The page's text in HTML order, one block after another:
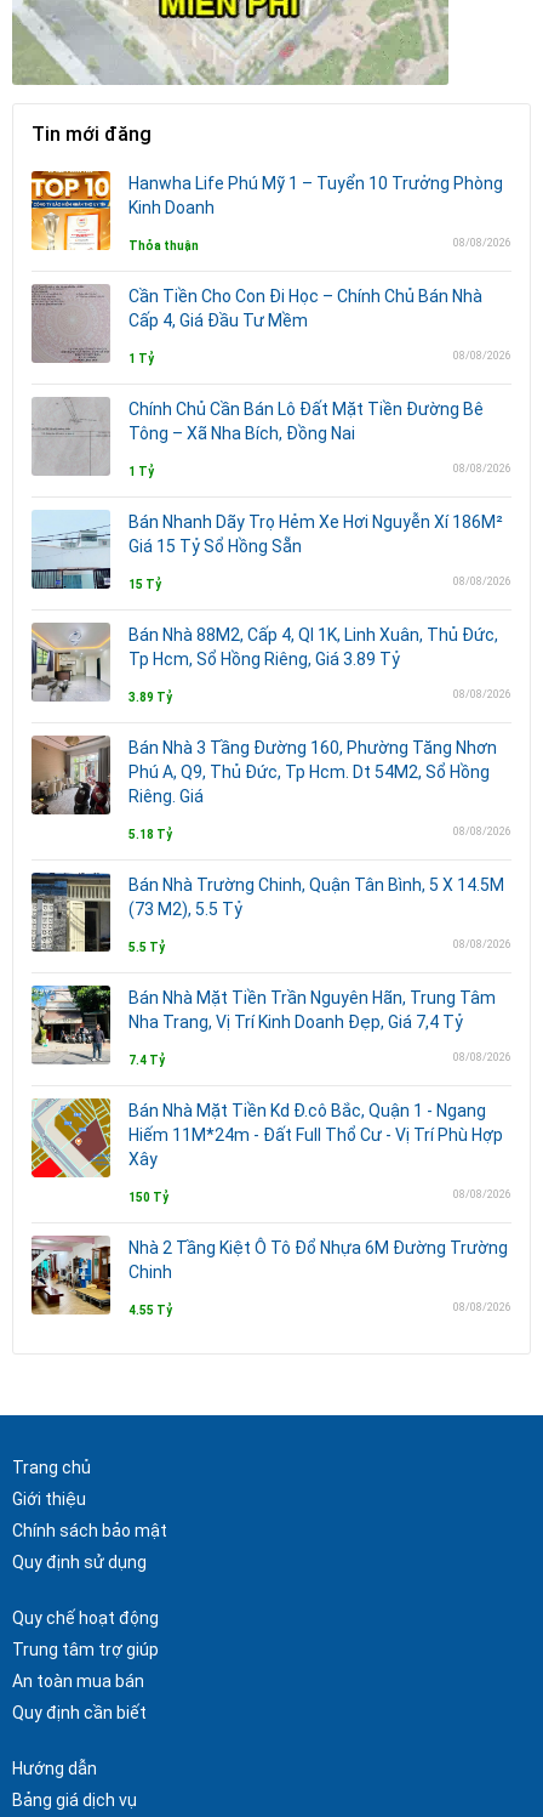
Tin mới đăng
Hanwha Life Phú Mỹ 1 – Tuyển 10 Trưởng Phòng
Kinh Doanh
Thỏa thuận 08/08/2026
Cần Tiền Cho Con Đi Học – Chính Chủ Bán Nhà
Cấp 4, Giá Đầu Tư Mềm
1 Tỷ 08/08/2026
Chính Chủ Cần Bán Lô Đất Mặt Tiền Đường Bê
Tông – Xã Nha Bích, Đồng Nai
1 Tỷ 08/08/2026
Bán Nhanh Dãy Trọ Hẻm Xe Hơi Nguyễn Xí 186M²
Giá 15 Tỷ Sổ Hồng Sẵn
15 Tỷ 08/08/2026
Bán Nhà 88M2, Cấp 4, Ql 1K, Linh Xuân, Thủ Đức,
Tp Hcm, Sổ Hồng Riêng, Giá 3.89 Tỷ
3.89 Tỷ 08/08/2026
Bán Nhà 3 Tầng Đường 160, Phường Tăng Nhơn
Phú A, Q9, Thủ Đức, Tp Hcm. Dt 54M2, Sổ Hồng
Riêng. Giá
5.18 Tỷ 08/08/2026
Bán Nhà Trường Chinh, Quận Tân Bình, 5 X 14.5M
(73 M2), 5.5 Tỷ
5.5 Tỷ 08/08/2026
Bán Nhà Mặt Tiền Trần Nguyên Hãn, Trung Tâm
Nha Trang, Vị Trí Kinh Doanh Đẹp, Giá 7,4 Tỷ
7.4 Tỷ 08/08/2026
Bán Nhà Mặt Tiền Kd Đ.cô Bắc, Quận 1 - Ngang
Hiếm 11M*24m - Đất Full Thổ Cư - Vị Trí Phù Hợp
Xây
150 Tỷ 08/08/2026
Nhà 2 Tầng Kiệt Ô Tô Đổ Nhựa 6M Đường Trường
Chinh
4.55 Tỷ 08/08/2026
Trang chủ
Giới thiệu
Chính sách bảo mật
Quy định sử dụng
Quy chế hoạt động
Trung tâm trợ giúp
An toàn mua bán
Quy định cần biết
Hướng dẫn
Bảng giá dịch vụ